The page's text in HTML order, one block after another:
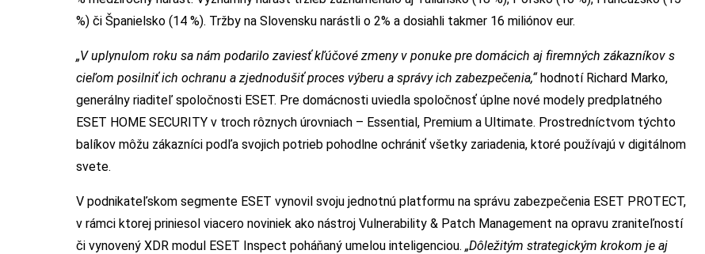
%) či Španielsko (14 %). Tržby na Slovensku narástli o 2% a dosiahli takmer 16 miliónov eur.
„V uplynulom roku sa nám podarilo zaviesť kľúčové zmeny v ponuke pre domácich aj firemných zákazníkov s
cieľom posilniť ich ochranu a zjednodušiť proces výberu a správy ich zabezpečenia,“hodnotí Richard Marko,
generálny riaditeľ spoločnosti ESET. Pre domácnosti uviedla spoločnosť úplne nové modely predplatného
ESET HOME SECURITY v troch rôznych úrovniach – Essential, Premium a Ultimate. Prostredníctvom týchto
balíkov môžu zákazníci podľa svojich potrieb pohodlne ochrániť všetky zariadenia, ktoré používajú v digitálnom
svete.
V podnikateľskom segmente ESET vynovil svoju jednotnú platformu na správu zabezpečenia ESET PROTECT,
v rámci ktorej priniesol viacero noviniek ako nástroj Vulnerability & Patch Management na opravu zraniteľností
či vynovený XDR modul ESET Inspect poháňaný umelou inteligenciou. „Dôležitým strategickým krokom je aj